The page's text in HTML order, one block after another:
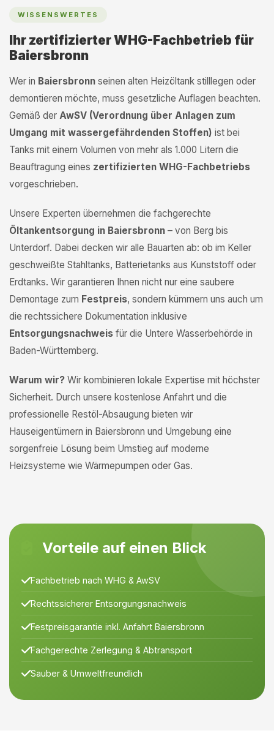
WISSENSWERTES
Ihr zertifizierter WHG-Fachbetrieb für
Baiersbronn
Wer in Baiersbronn seinen alten Heizöltank stilllegen oder
demontieren möchte, muss gesetzliche Auflagen beachten.
Gemäß der AwSV (Verordnung über Anlagen zum
Umgang mit wassergefährdenden Stoffen) ist bei
Tanks mit einem Volumen von mehr als 1.000 Litern die
Beauftragung eines zertifizierten WHG-Fachbetriebs
vorgeschrieben.
Unsere Experten übernehmen die fachgerechte
Öltankentsorgung in Baiersbronn – von Berg bis
Unterdorf. Dabei decken wir alle Bauarten ab: ob im Keller
geschweißte Stahltanks, Batterietanks aus Kunststoff oder
Erdtanks. Wir garantieren Ihnen nicht nur eine saubere
Demontage zum Festpreis, sondern kümmern uns auch um
die rechtssichere Dokumentation inklusive
Entsorgungsnachweis für die Untere Wasserbehörde in
Baden-Württemberg.
Warum wir? Wir kombinieren lokale Expertise mit höchster
Sicherheit. Durch unsere kostenlose Anfahrt und die
professionelle Restöl-Absaugung bieten wir
Hauseigentümern in Baiersbronn und Umgebung eine
sorgenfreie Lösung beim Umstieg auf moderne
Heizsysteme wie Wärmepumpen oder Gas.
Vorteile auf einen Blick
Fachbetrieb nach WHG & AwSV
Rechtssicherer Entsorgungsnachweis
Festpreisgarantie inkl. Anfahrt Baiersbronn
Fachgerechte Zerlegung & Abtransport
Sauber & Umweltfreundlich